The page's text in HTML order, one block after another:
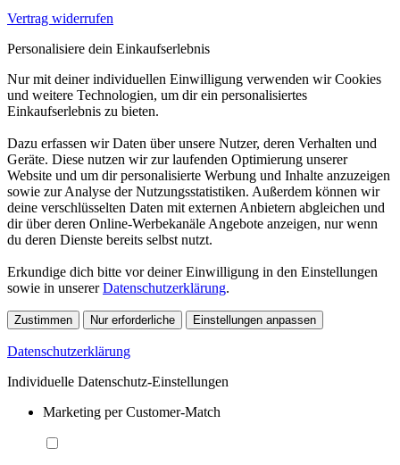
Vertrag widerrufen
Personalisiere dein Einkaufserlebnis
Nur mit deiner individuellen Einwilligung verwenden wir Cookies
und weitere Technologien, um dir ein personalisiertes
Einkaufserlebnis zu bieten.
Dazu erfassen wir Daten über unsere Nutzer, deren Verhalten und
Geräte. Diese nutzen wir zur laufenden Optimierung unserer
Website und um dir personalisierte Werbung und Inhalte anzuzeigen
sowie zur Analyse der Nutzungsstatistiken. Außerdem können wir
deine verschlüsselten Daten mit externen Anbietern abgleichen und
dir über deren Online-Werbekanäle Angebote anzeigen, nur wenn
du deren Dienste bereits selbst nutzt.
Erkundige dich bitte vor deiner Einwilligung in den Einstellungen
sowie in unsererDatenschutzerklärung.
Zustimmen Nur erforderliche Einstellungen anpassen
Datenschutzerklärung
Individuelle Datenschutz-Einstellungen
Marketing per Customer-Match